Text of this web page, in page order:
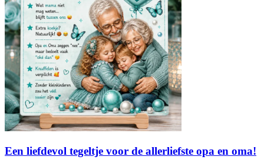
Een liefdevol tegeltje voor de allerliefste opa en oma!